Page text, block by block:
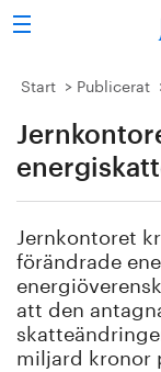
Sök
Stålindustrin
Vision 2050
Energi/miljö
Vi tycker
Publicerat
Start Publicerat
Jernkontoret
förändrade
att den
miljard kronor